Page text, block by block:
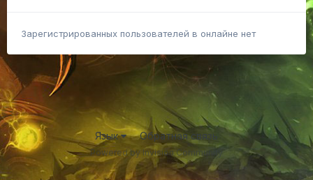
Зарегистрированных пользователей в онлайне нет
Язык Обратная связь
Powered by Invision Community